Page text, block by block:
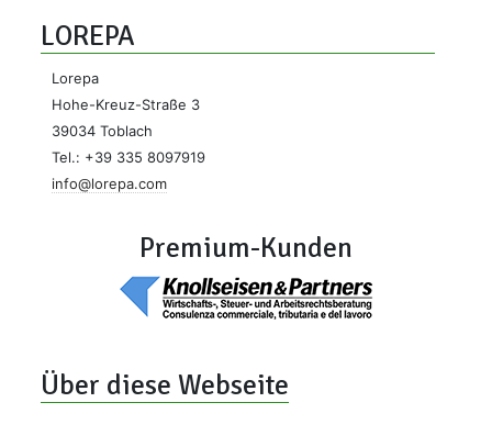
LOREPA
Lorepa
Hohe-Kreuz-Straße 3
39034 Toblach
Tel.: +39 335 8097919
info@lorepa.com
Premium-Kunden
Über diese Webseite